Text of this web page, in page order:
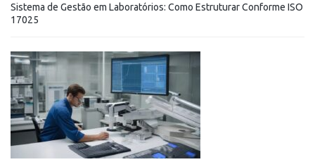
Sistema de Gestão em Laboratórios: Como Estruturar Conforme ISO
17025